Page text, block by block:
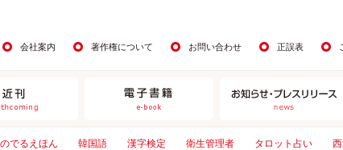
会社案内 著作権について お問い合わせ 正誤表
でるえほん 韓国語 漢字検定 衛生管理者 タロット占い